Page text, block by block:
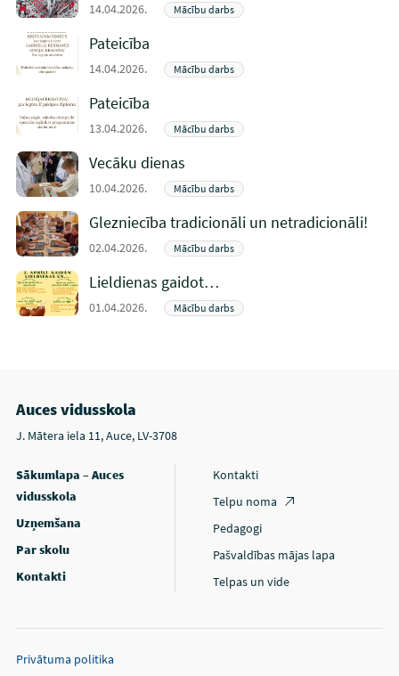
14.04.2026. Mācību darbs
Pateicība
14.04.2026. Mācību darbs
Pateicība
13.04.2026. Mācību darbs
Vecāku dienas
10.04.2026. Mācību darbs
Glezniecība tradicionāli un netradicionāli!
02.04.2026. Mācību darbs
Lieldienas gaidot…
01.04.2026. Mācību darbs
Auces vidusskola
J. Mātera iela 11, Auce, LV-3708
Sākumlapa – Auces
vidusskola
Uzņemšana
Par skolu
Kontakti
Kontakti
Telpu noma
Pedagogi
Pašvaldības mājas lapa
Telpas un vide
Privātuma politika